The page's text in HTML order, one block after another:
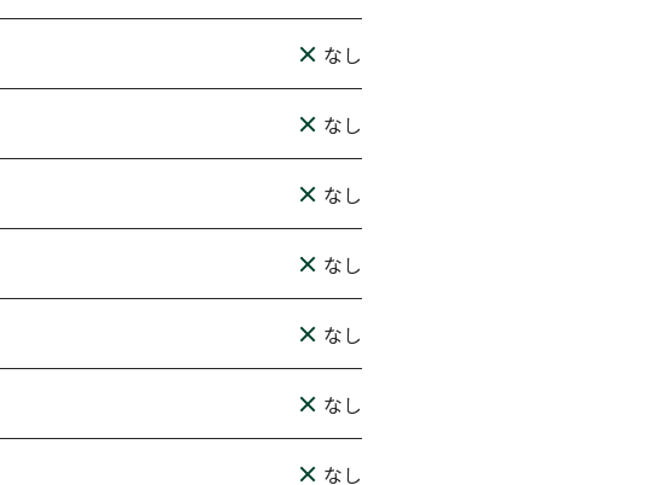
なし
なし
なし
なし
なし
なし
なし